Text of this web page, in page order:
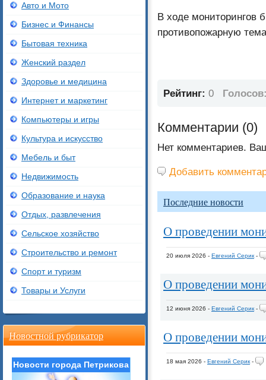
В ходе мониторингов
противопожарную
Рейтинг: 0
Комментарии (0)
Нет комментариев.
Добавить
Последние новости
О проведении
20 июля 2026 - Евгений Серик -
О проведении
12 июня 2026 - Евгений Серик -
О проведении
18 мая 2026 - Евгений Серик -
Авто и Мото
Бизнес и Финансы
Бытовая техника
Женский раздел
Здоровье и медицина
Интернет и маркетинг
Компьютеры и игры
Культура и искусство
Мебель и быт
Недвижимость
Образование и наука
Отдых, развлечения
Сельское хозяйство
Строительство и ремонт
Спорт и туризм
Товары и Услуги
Новостной рубрикатор
Новости города Петрикова